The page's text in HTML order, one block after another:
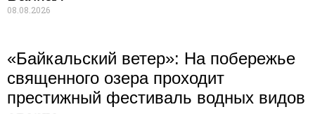
08.08.2026
«Байкальский ветер»: На побережье
священного озера проходит
престижный фестиваль водных видов